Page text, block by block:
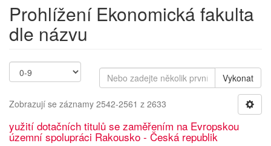
Prohlížení Ekonomická fakulta
dle názvu
Vykonat
Zobrazují se záznamy 2542-2561 z 2633
yužití dotačních titulů se zaměřením na Evropskou
územní spolupráci Rakousko - Česká republik